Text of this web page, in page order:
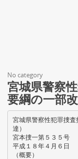
No category
宮城県警察
要綱の一部
宮城県警察性犯罪捜
達）
宮本捜一第５３５号
平成１８年４月６日
（概要）